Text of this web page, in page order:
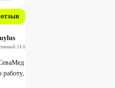
·24.06.2024
анализы себе и ребенку
очень понравился центр 👍🏻